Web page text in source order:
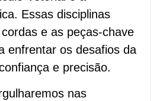
Essas disciplinas
e as peças-chave
enfrentar os desafios da
e precisão.
nas